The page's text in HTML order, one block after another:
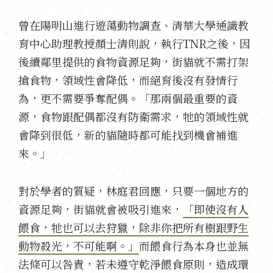
曾在陽明山進行遊蕩動物調查、清華大學通識教
育中心助理教授顏士清則說，執行TNR之後，因
後續鄰里提供的食物資源足夠，街貓就不需打架
搶食物，領域性會降低，而絕育後沒有發情行
為，更不需要爭奪配偶。「那兩個最重要的資
源，食物跟配偶都沒有防衛需求，牠的領域性就
會降到很低，新的貓隨時都可能找到機會補進
來。」
對於學者的質疑，林庭君回應，只要一個地方的
資源足夠，街貓就會被吸引進來，
「即使沒有人
餵食，牠也可以去狩獵，除非你把所有樹跟野生
動物殺光，不可能啊。」 而餵食行為本身也並無
法條可以咎責，若未遵守乾淨餵食原則，造成環